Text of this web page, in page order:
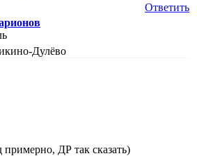
Ответить
Дулёво
примерно, ДР так сказать)